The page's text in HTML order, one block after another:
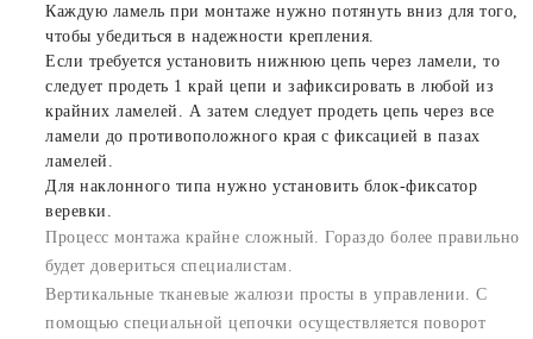
Каждую ламель при монтаже нужно потянуть вниз для того,
чтобы убедиться в надежности крепления.
Если требуется установить нижнюю цепь через ламели, то
следует продеть 1 край цепи и зафиксировать в любой из
крайних ламелей. А затем следует продеть цепь через все
ламели до противоположного края с фиксацией в пазах
ламелей.
Для наклонного типа нужно установить блок-фиксатор
веревки.
Процесс монтажа крайне сложный. Гораздо более правильно
будет довериться специалистам.
Вертикальные тканевые жалюзи просты в управлении. С
помощью специальной цепочки осуществляется поворот